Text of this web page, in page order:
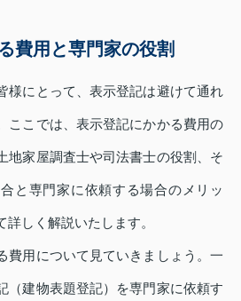
費用と専門家の役割
様にとって、表示登記は避けて通れ
ここでは、表示登記にかかる費用の
地家屋調査士や司法書士の役割、そ
と専門家に依頼する場合のメリッ
詳しく解説いたします。
費用について見ていきましょう。一
（建物表題登記）を専門家に依頼す